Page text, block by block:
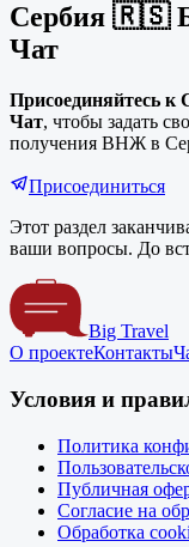
Сербия 🇷🇸
Чат
Присоединяйтесь
Чат, чтобы задать
получения ВНЖ в
Присоединиться
Этот раздел
ваши вопросы. До
Big Travel
О проектеКонтакты
Условия и
Политика
Публичная
Согласие на
Обработка